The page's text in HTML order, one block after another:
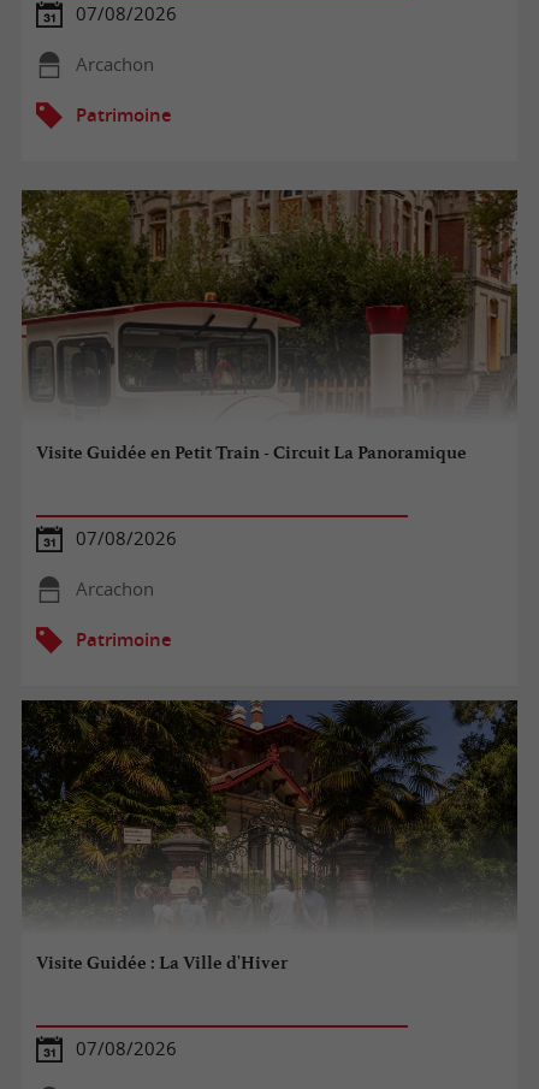
07/08/2026
Arcachon
Patrimoine
Visite Guidée en Petit Train - Circuit La Panoramique
07/08/2026
Arcachon
Patrimoine
Visite Guidée : La Ville d'Hiver
07/08/2026